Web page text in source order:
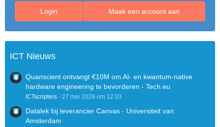
Maak een account aan
Login
ICT Nieuws
Quanscient ontvangt €10M om AI- en kwantum-native
hardware engineering te bevorderen - Tech.eu
ICTscripters 27 mei 2026 om 12:03
Datalek bij leverancier Canvas - Universiteit van
Amsterdam